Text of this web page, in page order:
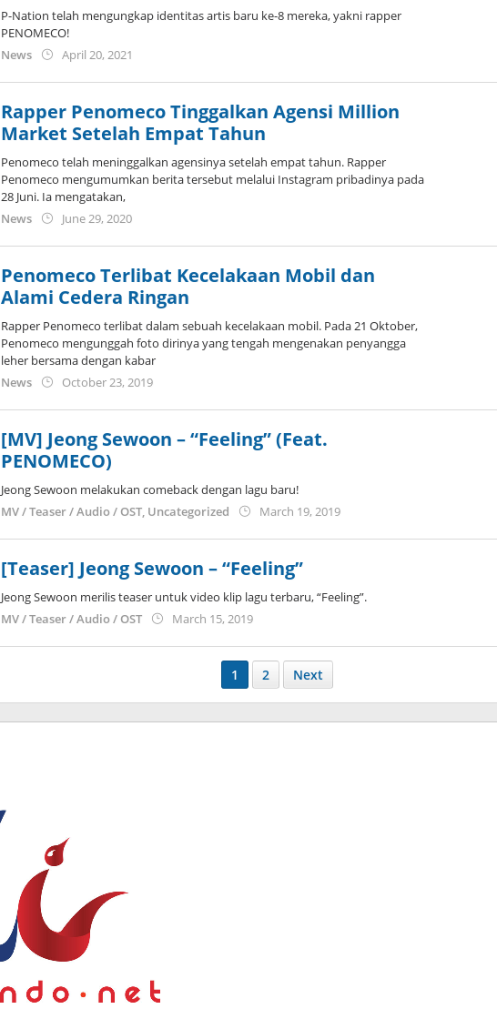
P-Nation telah mengungkap identitas artis baru ke-8 mereka, yakni rapper
PENOMECO!
News
April 20, 2021
Rapper Penomeco Tinggalkan Agensi Million
Market Setelah Empat Tahun
Penomeco telah meninggalkan agensinya setelah empat tahun. Rapper
Penomeco mengumumkan berita tersebut melalui Instagram pribadinya pada
28 Juni. Ia mengatakan,
News
June 29, 2020by
Penomeco Terlibat Kecelakaan Mobil dan
Alami Cedera Ringan
Rapper Penomeco terlibat dalam sebuah kecelakaan mobil. Pada 21 Oktober,
Penomeco mengunggah foto dirinya yang tengah mengenakan penyangga
leher bersama dengan kabar
News
October 23, 2019by
[MV] Jeong Sewoon – “Feeling” (Feat.
PENOMECO)
Jeong Sewoon melakukan comeback dengan lagu baru!
MV / Teaser / Audio / OST, Uncategorized March 19, 2019by
[Teaser] Jeong Sewoon – “Feeling”
Jeong Sewoon merilis teaser untuk video klip lagu terbaru, “Feeling”.
MV / Teaser / Audio / OST
March 15, 2019by
1 2 Next